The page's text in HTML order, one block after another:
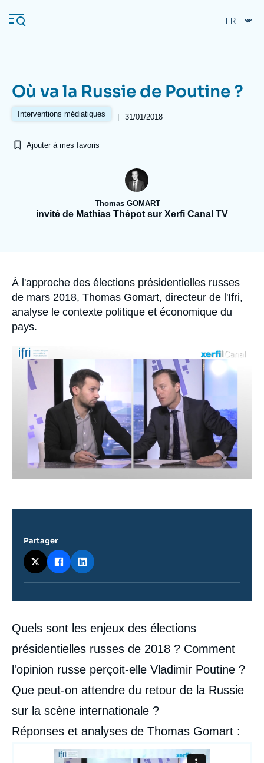
au
contenu
Navigation
principale
Événements
Nous soutenir
L'Ifri en bref
Recherches fréquentes
Proche-Orient
Où va la Russie de Poutine ?
Interventions médiatiques | 31/01/2018
Ajouter à mes favoris
Thomas GOMART
invité de Mathias Thépot sur Xerfi Canal TV
Accroche
À l'approche des élections présidentielles russes
de mars 2018, Thomas Gomart, directeur de l'Ifri,
analyse le contexte politique et économique du
pays.
Image
principale
médiatique
Contenu
intervention
médiatique
Quels sont les enjeux des élections
présidentielles russes de 2018 ? Comment
l'opinion russe perçoit-elle Vladimir Poutine ?
Que peut-on attendre du retour de la Russie
sur la scène internationale ?
Réponses et analyses de Thomas Gomart :
Partager